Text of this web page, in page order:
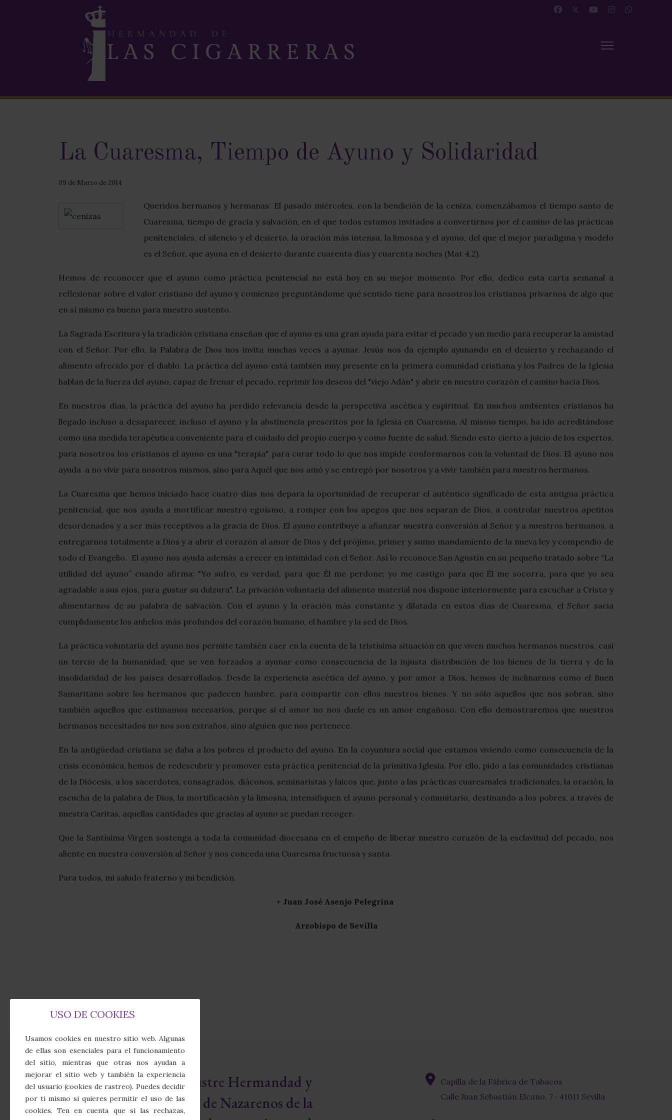
La Cuaresma, Tiempo de Ayuno y Solidaridad
09 de Marzo de 2014
Queridos hermanos y hermanas: El pasado miércoles, con la bendición de la ceniza, comenzábamos el tiempo santo de
Cuaresma, tiempo de gracia y salvación, en el que todos estamos invitados a convertirnos por el camino de las prácticas
penitenciales, el silencio y el desierto, la oración más intensa, la limosna y el ayuno, del que el mejor paradigma y modelo
es el Señor, que ayuna en el desierto durante cuarenta días y cuarenta noches (Mat 4,2).
Hemos de reconocer que el ayuno como práctica penitencial no está hoy en su mejor momento. Por ello, dedico esta carta semanal a
reflexionar sobre el valor cristiano del ayuno y comienzo preguntándome qué sentido tiene para nosotros los cristianos privarnos de algo que
en sí mismo es bueno para nuestro sustento.
La Sagrada Escritura y la tradición cristiana enseñan que el ayuno es una gran ayuda para evitar el pecado y un medio para recuperar la amistad
con el Señor. Por ello, la Palabra de Dios nos invita muchas veces a ayunar. Jesús nos da ejemplo ayunando en el desierto y rechazando el
alimento ofrecido por el diablo. La práctica del ayuno está también muy presente en la primera comunidad cristiana y los Padres de la Iglesia
hablan de la fuerza del ayuno, capaz de frenar el pecado, reprimir los deseos del "viejo Adán" y abrir en nuestro corazón el camino hacia Dios.
En nuestros días, la práctica del ayuno ha perdido relevancia desde la perspectiva ascética y espiritual. En muchos ambientes cristianos ha
llegado incluso a desaparecer, incluso el ayuno y la abstinencia prescritos por la Iglesia en Cuaresma. Al mismo tiempo, ha ido acreditándose
como una medida terapéutica conveniente para el cuidado del propio cuerpo y como fuente de salud. Siendo esto cierto a juicio de los expertos,
para nosotros los cristianos el ayuno es una "terapia" para curar todo lo que nos impide conformarnos con la voluntad de Dios. El ayuno nos
ayuda a no vivir para nosotros mismos, sino para Aquél que nos amó y se entregó por nosotros y a vivir también para nuestros hermanos.
La Cuaresma que hemos iniciado hace cuatro días nos depara la oportunidad de recuperar el auténtico significado de esta antigua práctica
penitencial, que nos ayuda a mortificar nuestro egoísmo, a romper con los apegos que nos separan de Dios, a controlar nuestros apetitos
desordenados y a ser más receptivos a la gracia de Dios. El ayuno contribuye a afianzar nuestra conversión al Señor y a nuestros hermanos, a
entregarnos totalmente a Dios y a abrir el corazón al amor de Dios y del prójimo, primer y sumo mandamiento de la nueva ley y compendio de
todo el Evangelio. El ayuno nos ayuda además a crecer en intimidad con el Señor. Así lo reconoce San Agustín en su pequeño tratado sobre “La
utilidad del ayuno” cuando afirma: "Yo sufro, es verdad, para que Él me perdone; yo me castigo para que Él me socorra, para que yo sea
agradable a sus ojos, para gustar su dulzura". La privación voluntaria del alimento material nos dispone interiormente para escuchar a Cristo y
alimentarnos de su palabra de salvación. Con el ayuno y la oración más constante y dilatada en estos días de Cuaresma, el Señor sacia
cumplidamente los anhelos más profundos del corazón humano, el hambre y la sed de Dios.
La práctica voluntaria del ayuno nos permite también caer en la cuenta de la tristísima situación en que viven muchos hermanos nuestros, casi
un tercio de la humanidad, que se ven forzados a ayunar como consecuencia de la injusta distribución de los bienes de la tierra y de la
insolidaridad de los países desarrollados. Desde la experiencia ascética del ayuno, y por amor a Dios, hemos de inclinarnos como el Buen
Samaritano sobre los hermanos que padecen hambre, para compartir con ellos nuestros bienes. Y no sólo aquellos que nos sobran, sino
también aquellos que estimamos necesarios, porque si el amor no nos duele es un amor engañoso. Con ello demostraremos que nuestros
hermanos necesitados no nos son extraños, sino alguien que nos pertenece.
En la antigüedad cristiana se daba a los pobres el producto del ayuno. En la coyuntura social que estamos viviendo como consecuencia de la
crisis económica, hemos de redescubrir y promover esta práctica penitencial de la primitiva Iglesia. Por ello, pido a las comunidades cristianas
de la Diócesis, a los sacerdotes, consagrados, diáconos, seminaristas y laicos que, junto a las prácticas cuaresmales tradicionales, la oración, la
escucha de la palabra de Dios, la mortificación y la limosna, intensifiquen el ayuno personal y comunitario, destinando a los pobres, a través de
nuestra Caritas, aquellas cantidades que gracias al ayuno se puedan recoger.
Que la Santísima Virgen sostenga a toda la comunidad diocesana en el empeño de liberar nuestro corazón de la esclavitud del pecado, nos
aliente en nuestra conversión al Señor y nos conceda una Cuaresma fructuosa y santa.
Para todos, mi saludo fraterno y mi bendición.
+ Juan José Asenjo Pelegrina
Arzobispo de Sevilla
Real e Ilustre Hermandad y
Cofradía de Nazarenos de la
Capilla de la Fábrica de Tabacos
Calle Juan Sebastián Elcano, 7 · 41011 Sevilla
USO DE COOKIES
Usamos cookies en nuestro sitio web. Algunas
de ellas son esenciales para el funcionamiento
del sitio, mientras que otras nos ayudan a
mejorar el sitio web y también la experiencia
del usuario (cookies de rastreo). Puedes decidir
por ti mismo si quieres permitir el uso de las
cookies. Ten en cuenta que si las rechazas,